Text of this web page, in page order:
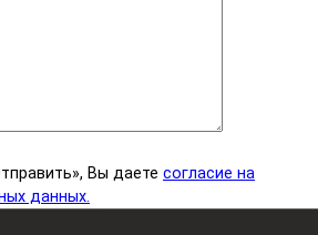
Вы даете согласие на
данных.